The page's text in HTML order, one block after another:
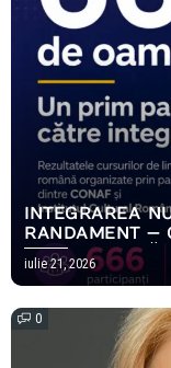
INTEGRAREA
RANDAMENT —
REZULTATE
EMPOWERING
iulie 21, 2026
0